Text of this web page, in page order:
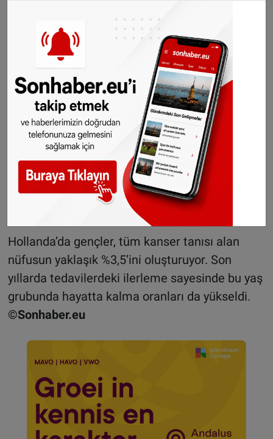
Net bir neden yok
Artışın altında yatan tek bir neden henüz
belirlenemedi. Ailede meme ya da testis
kanseri geçmişi olan gençlerin riski arttığı
biliniyor; ancak genel artış sebepleri karmaşık
ve çok etkenli görünüyor.
Eurostat yeni asgari
ücretleri açıkladı:
Hollanda AB'de ikinci
sıraya yükseldi
Hollanda’da gençler, tüm kanser tanısı alan
nüfusun yaklaşık %3,5’ini oluşturuyor. Son
yıllarda tedavilerdeki ilerleme sayesinde bu yaş
grubunda hayatta kalma oranları da yükseldi.
©Sonhaber.eu